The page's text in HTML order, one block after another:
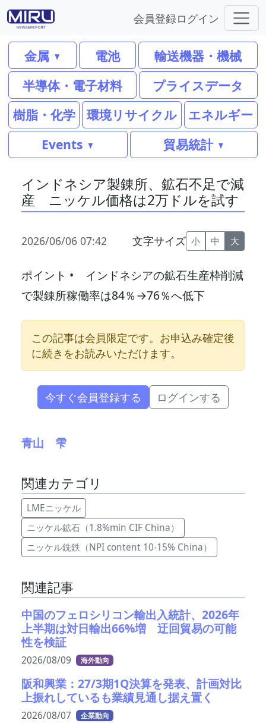
会員登録ログイン
金属 電池
輸送機器・機械
半導体・電子材料
プライスデータ
樹脂・化学
環境リサイクル
エネルギー
Events
貿易統計
インドネシア製錬所、鉱石不足で減
産 ニッケル価格は2万ドルを試す
2026/06/06 07:42 文字サイズ 小 中 大
ポイント • インドネシアの鉱石生産枠削減
で製錬所稼働率は84％→76％へ低下
この記事は会員限定です。お申込み確定後
に続きをお読みいただけます。
今すぐ会員登録する ログインする
青山 雫
関連カテゴリ
LMEニッケル
ニッケル鉱石（1.8%min CIF China）
ニッケル銑鉄（NPI content 10-15% China）
関連記事
中国のフェロシリコン輸出入統計、2026年
上半期は対日輸出66%増 迂回貿易の可能
性を検証
2026/08/09 海外動向
阪和興業：27/3期1Q決算を発表、計画対比
上振れしているも業績見通し据え置く
2026/08/07 企業動向